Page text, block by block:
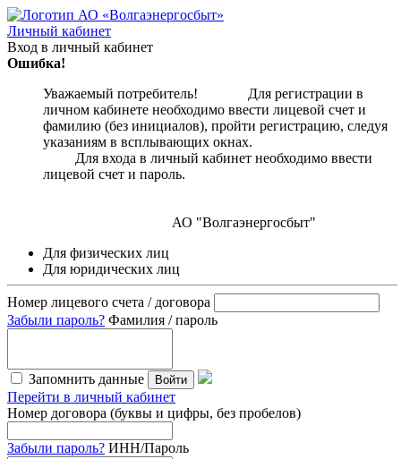
Личный кабинет
Вход в личный кабинет
Ошибка!
Уважаемый потребитель! Для регистрации в
личном кабинете необходимо ввести лицевой счет и
фамилию (без инициалов), пройти регистрацию, следуя
указаниям в всплывающих окнах.
Для входа в личный кабинет необходимо ввести
лицевой счет и пароль.
АО "Волгаэнергосбыт"
Для физических лиц
Для юридических лиц
Номер лицевого счета / договора
Забыли пароль? Фамилия / пароль
Запомнить данные Войти
Перейти в личный кабинет
Номер договора (буквы и цифры, без пробелов)
Забыли пароль? ИНН/Пароль